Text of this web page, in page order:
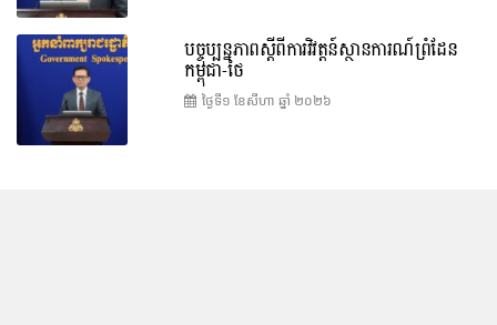
បច្ចុប្បន្នភាពស្ដីពីការវិវត្តន៍ស្ថានការណ៍ព្រំដែន
កម្ពុជា-ថៃ
ថ្ងៃទី១ ខែ​សីហា ឆ្នាំ ២០២៦